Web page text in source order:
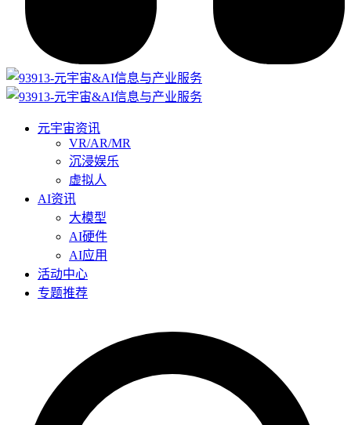
元宇宙资讯
VR/AR/MR
沉浸娱乐
虚拟人
AI资讯
大模型
AI硬件
AI应用
活动中心
专题推荐